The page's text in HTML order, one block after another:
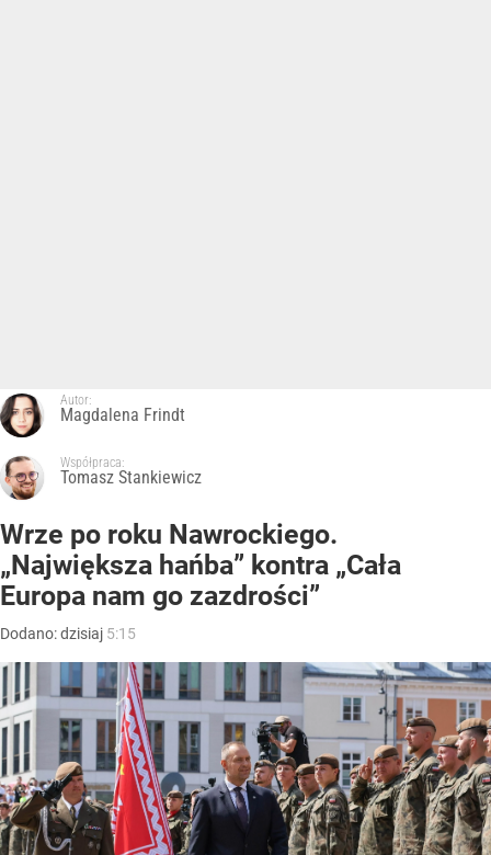
Autor:
Magdalena Frindt
Współpraca:
Tomasz Stankiewicz
Wrze po roku Nawrockiego.
„Największa hańba” kontra „Cała
Europa nam go zazdrości”
Dodano:dzisiaj 5:15